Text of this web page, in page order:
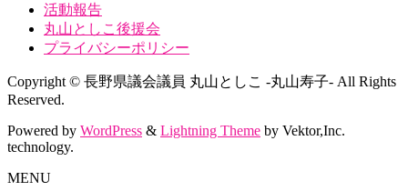
活動報告
丸山としこ後援会
プライバシーポリシー
Copyright © 長野県議会議員 丸山としこ -丸山寿子- All Rights
Reserved.
Powered by WordPress & Lightning Theme by Vektor,Inc.
technology.
MENU